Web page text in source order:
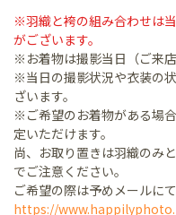
※羽織と袴の組み合わせは
がございます。
※お着物は撮影当日（ご来
※当日の撮影状況や衣装の
ざいます。
※ご希望のお着物がある場
定いただけます。
尚、お取り置きは羽織のみ
でご注意ください。
ご希望の際は予めメールに
https://